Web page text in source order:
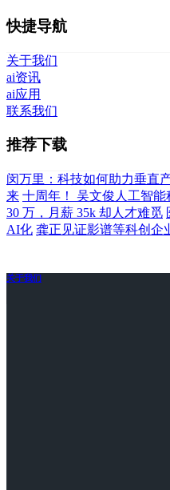
快捷导航
关于我们
ai资讯
ai应用
联系我们
推荐下载
闵万里：科技如何助力垂直
来 十周年！ 吴文俊人工智
30 万，月薪 35k 却人才难觅
AI化 龚正见证影谱等科创企
关于我们